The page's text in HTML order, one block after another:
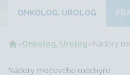
ONKOLOG, UROLOG
»Onkolog, Urolog»Nádory
Nádory močového měchýře